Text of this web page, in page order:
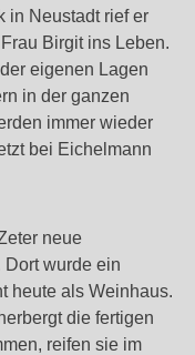
in Neustadt rief er
Birgit ins Leben.
eigenen Lagen
in der ganzen
immer wieder
bei Eichelmann
neue
wurde ein
heute als Weinhaus.
die fertigen
reifen sie im